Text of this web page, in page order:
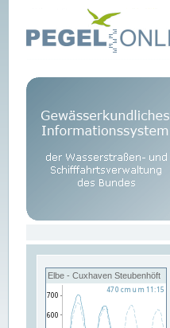
Elbe - Cuxhaven Steubenhöft